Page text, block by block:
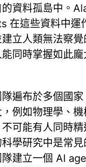
資料孤島中。
在這些資料中運
立人類無法察覺
同時掌握如此
遍布於多個國
例如物理學、
可能有人同時精
學研究中是常
建立一個 AI